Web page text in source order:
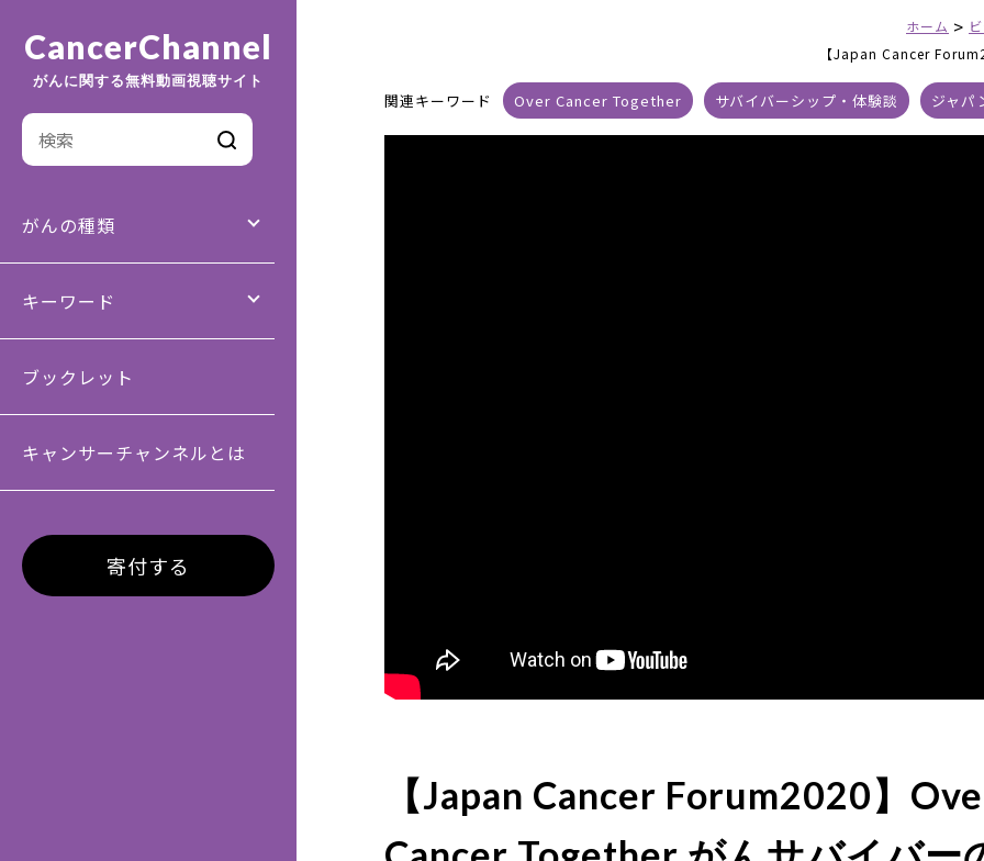
CancerChannel
がんに関する無料動画視聴サイト
がんの種類
キーワード
ブックレット
キャンサーチャンネルとは
寄付する
ホーム >
【Japan Cancer
関連キーワード Over Cancer Together サバイバーシップ・体験談 ジャパ
【Japan Cancer Forum2020】